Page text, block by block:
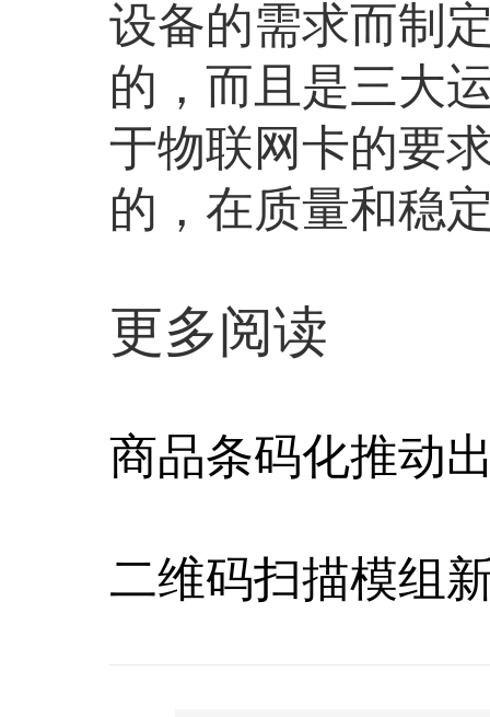
设备的需求而制
的，而且是三大
于物联网卡的要
的，在质量和稳
更多阅读
商品条码化推动
二维码扫描模组